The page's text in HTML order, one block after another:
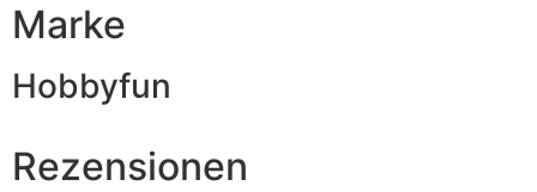
Marke
Hobbyfun
Rezensionen